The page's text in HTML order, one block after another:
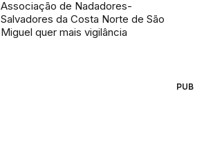
Associação de Nadadores-
Salvadores da Costa Norte de São
Miguel quer mais vigilância
PUB